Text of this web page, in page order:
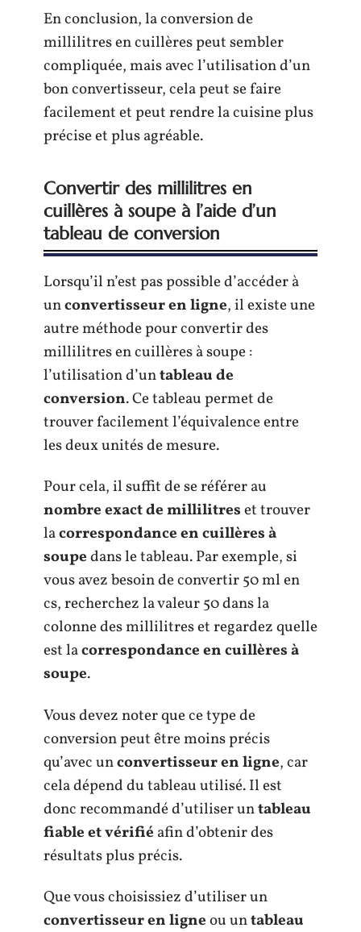
En conclusion, la conversion de
millilitres en cuillères peut sembler
compliquée, mais avec l’utilisation d’un
bon convertisseur, cela peut se faire
facilement et peut rendre la cuisine plus
précise et plus agréable.
Convertir des millilitres en
cuillères à soupe à l’aide d’un
tableau de conversion
Lorsqu’il n’est pas possible d’accéder à
unconvertisseur en ligne, il existe une
autre méthode pour convertir des
millilitres en cuillères à soupe :
l’utilisation d’untableau de
conversion. Ce tableau permet de
trouver facilement l’équivalence entre
les deux unités de mesure.
Pour cela, il suffit de se référer au
nombre exact de millilitreset trouver
lacorrespondance en cuillères à
soupedans le tableau. Par exemple, si
vous avez besoin de convertir 50 ml en
cs, recherchez la valeur 50 dans la
colonne des millilitres et regardez quelle
est lacorrespondance en cuillères à
soupe.
Vous devez noter que ce type de
conversion peut être moins précis
qu’avec unconvertisseur en ligne, car
cela dépend du tableau utilisé. Il est
donc recommandé d’utiliser untableau
fiable et vérifié afin d’obtenir des
résultats plus précis.
Que vous choisissiez d’utiliser un
convertisseur en ligneou untableau